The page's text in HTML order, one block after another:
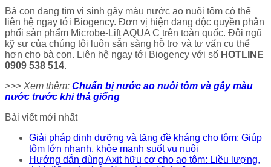
Bà con đang tìm vi sinh gây màu nước ao nuôi tôm có thể
liên hệ ngay tới Biogency. Đơn vị hiện đang độc quyền phân
phối sản phẩm Microbe-Lift AQUA C trên toàn quốc. Đội ngũ
kỹ sư của chúng tôi luôn sẵn sàng hỗ trợ và tư vấn cụ thể
hơn cho bà con. Liên hệ ngay tới Biogency với số HOTLINE
0909 538 514.
>>> Xem thêm: Chuẩn bị nước ao nuôi tôm và gây màu
nước trước khi thả giống
Bài viết mới nhất
Giải pháp dinh dưỡng và tăng đề kháng cho tôm: Giúp
tôm lớn nhanh, khỏe mạnh suốt vụ nuôi
Hướng dẫn dùng Axit hữu cơ cho ao tôm: Liều lượng,